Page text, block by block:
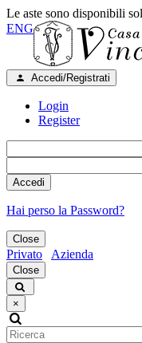
Le aste sono disponibili
ENG
Accedi/Registrati
Login
Register
Accedi
Hai perso la Password?
Close
Privato Azienda
Close
×